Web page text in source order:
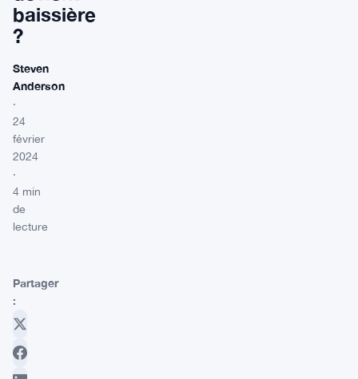
baissière
?
Steven
Anderson
·
24
février
2024
·
4 min
de
lecture
Partager
: